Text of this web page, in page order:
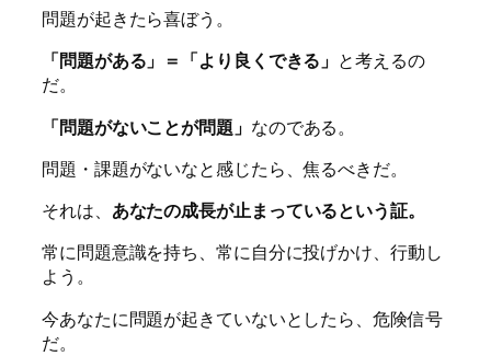
問題が起きたら喜ぼう。
「問題がある」＝「より良くできる」 と考えるの
だ。
「問題がないことが問題」 なのである。
問題・課題がないなと感じたら、焦るべきだ。
それは、 あなたの成長が止まっているという証。
常に問題意識を持ち、常に自分に投げかけ、行動し
よう。
今あなたに問題が起きていないとしたら、危険信号
だ。